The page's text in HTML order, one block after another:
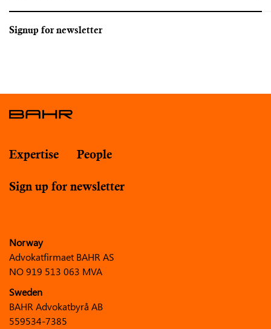
Signup for newsletter
Expertise People
Sign up for newsletter
Norway
Advokatfirmaet BAHR AS
NO 919 513 063 MVA
Sweden
BAHR Advokatbyrå AB
559534-7385